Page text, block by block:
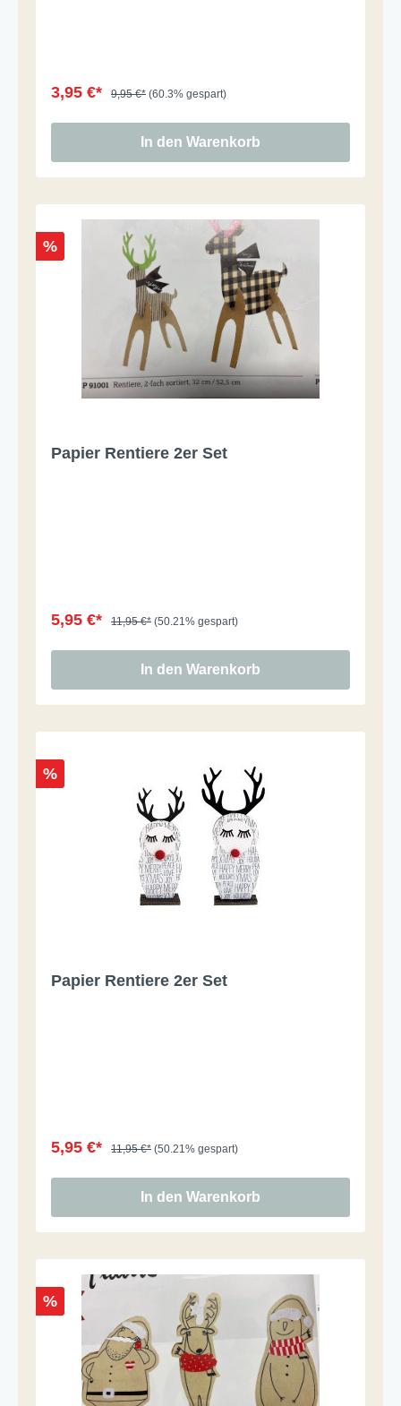
3,95 €* 9,95 €* (60.3% gespart)
In den Warenkorb
%
Papier Rentiere 2er Set
5,95 €* 11,95 €* (50.21% gespart)
In den Warenkorb
%
Papier Rentiere 2er Set
5,95 €* 11,95 €* (50.21% gespart)
In den Warenkorb
%